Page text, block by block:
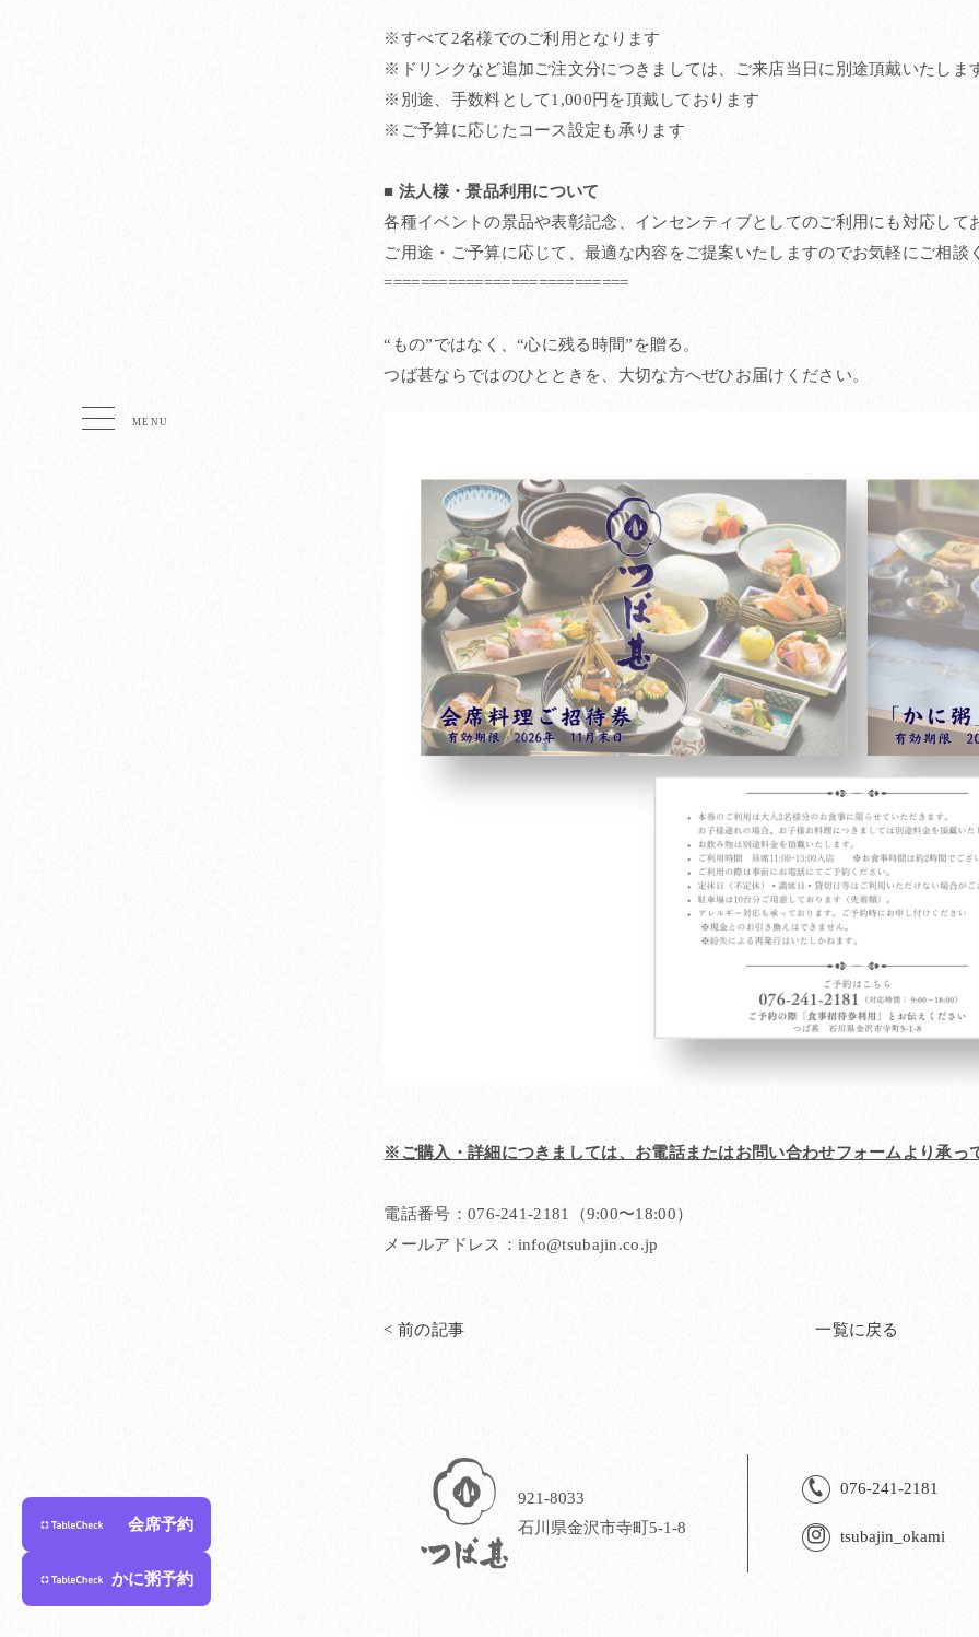
会席予約
かに粥予約
※すべて2名様でのご利用となります
※ドリンクなど追加ご注文分につきましては、ご来店当日に別途頂戴いたしま
※別途、手数料として1,000円を頂戴しております
※ご予算に応じたコース設定も承ります
■ 法人様・景品利用について
各種イベントの景品や表彰記念、インセンティブとしてのご利用にも対応して
ご用途・ご予算に応じて、最適な内容をご提案いたしますのでお気軽にご相談
===========================
“もの”ではなく、“心に残る時間”を贈る。
つば甚ならではのひとときを、大切な方へぜひお届けください。
※ご購入・詳細につきましては、お電話またはお問い合わせフォームより承っ
電話番号：076-241-2181（9:00〜18:00）
メールアドレス：info@tsubajin.co.jp
< 前の記事 一覧に戻る
921-8033
石川県金沢市寺町5-1-8
076-241-2181
tsubajin_okami